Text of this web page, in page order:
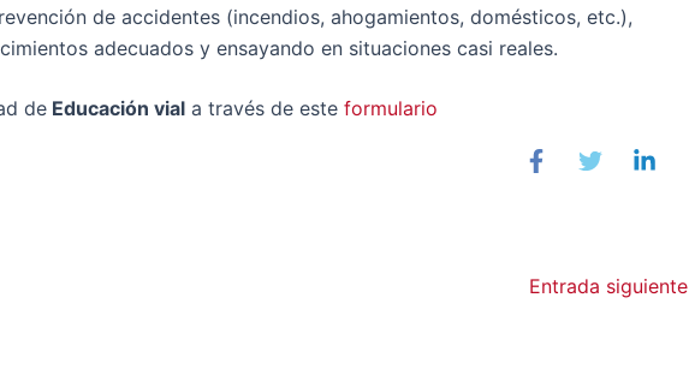
de accidentes (incendios, ahogamientos, domésticos, etc.),
adecuados y ensayando en situaciones casi reales.
de Educación vial a través de este formulario
Entrada siguiente